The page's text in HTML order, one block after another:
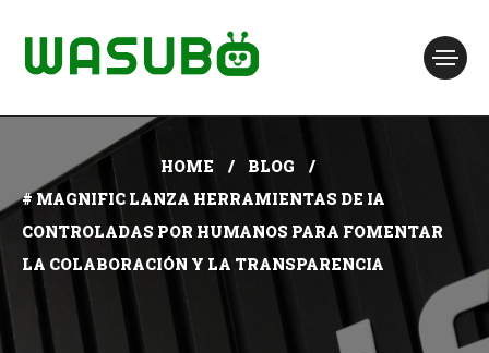
HOME
BLOG
# MAGNIFIC LANZA HERRAMIENTAS DE IA
CONTROLADAS POR HUMANOS PARA FOMENTAR
LA COLABORACIÓN Y LA TRANSPARENCIA